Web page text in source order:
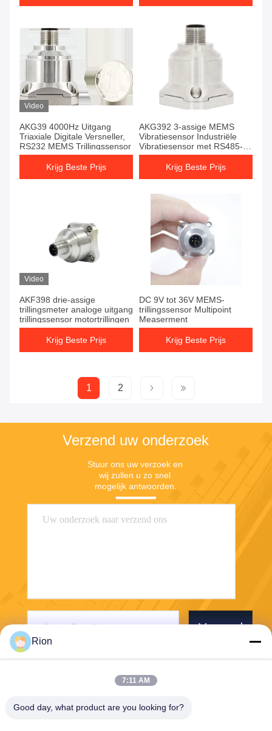
Video
AKG39 4000Hz Uitgang
Triaxiale Digitale Versneller,
RS232 MEMS Trillingssensor
Krijg Beste Prijs
AKG392 3-assige MEMS
Vibratiesensor Industriële
Vibratiesensor met RS485-
uitgang
Krijg Beste Prijs
Video
AKF398 drie-assige
trillingsmeter analoge uitgang
trillingssensor motortrillingen
Krijg Beste Prijs
DC 9V tot 36V MEMS-
trillingssensor Multipoint
Measerment
Krijg Beste Prijs
1 2
Verzend uw onderzoek
Stuur ons uw verzoek en
wij zullen u zo snel
mogelijk antwoorden.
Verzend
Rion
7:11 AM
Good day, what product are you looking for?